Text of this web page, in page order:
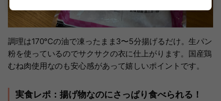
調理は170℃の油で凍ったまま3〜5分揚げるだけ。生パン
粉を使っているのでサクサクの衣に仕上がります。国産鶏
むね肉使用なのも安心感があって嬉しいポイントです。
実食レポ：揚げ物なのにさっぱり食べられる！